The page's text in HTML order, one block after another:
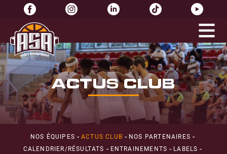
ACTUS CLUB
NOS ÉQUIPES - ACTUS CLUB - NOS PARTENAIRES -
CALENDRIER/RÉSULTATS - ENTRAINEMENTS - LABELS -